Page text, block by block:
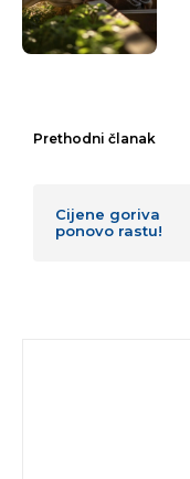
Prethodni članak
Cijene goriva
ponovo rastu!